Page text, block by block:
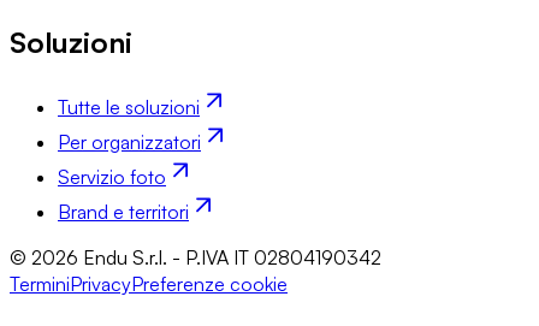
Soluzioni
Tutte le soluzioni
Per organizzatori
Servizio foto
Brand e territori
© 2026 Endu S.r.l. - P.IVA IT 02804190342
TerminiPrivacyPreferenze cookie